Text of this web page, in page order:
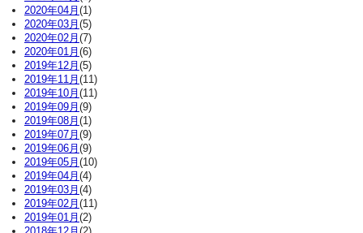
2020年04月 (1)
2020年03月 (5)
2020年02月 (7)
2020年01月 (6)
2019年12月 (5)
2019年11月 (11)
2019年10月 (11)
2019年09月 (9)
2019年08月 (1)
2019年07月 (9)
2019年06月 (9)
2019年05月 (10)
2019年04月 (4)
2019年03月 (4)
2019年02月 (11)
2019年01月 (2)